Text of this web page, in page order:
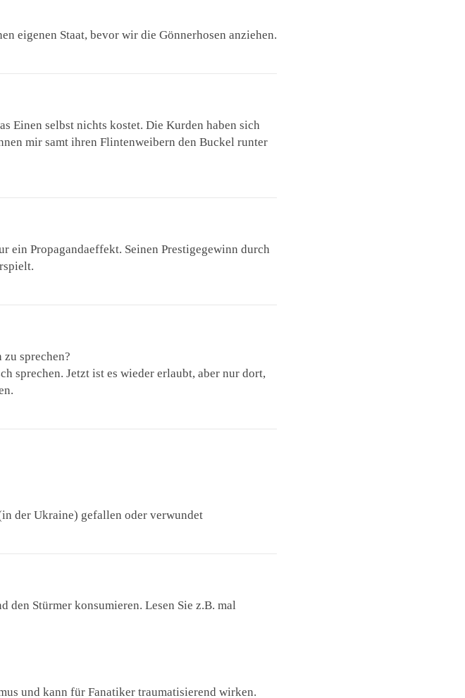
eigenen Staat, bevor wir die Gönnerhosen anziehen.
Einen selbst nichts kostet. Die Kurden haben sich
mir samt ihren Flintenweibern den Buckel runter
ein Propagandaeffekt. Seinen Prestigegewinn durch
sprechen?
sprechen. Jetzt ist es wieder erlaubt, aber nur dort,
der Ukraine) gefallen oder verwundet
den Stürmer konsumieren. Lesen Sie z.B. mal
und kann für Fanatiker traumatisierend wirken.